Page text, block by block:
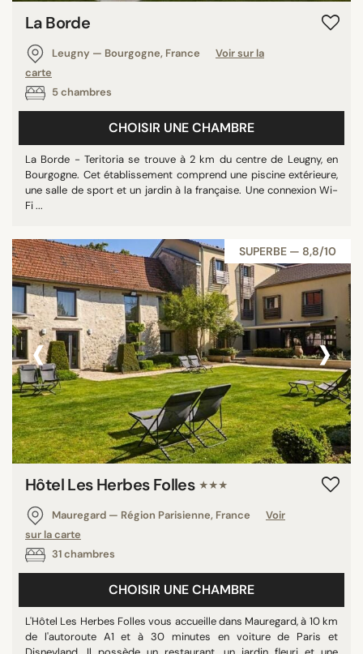
La Borde
Leugny — Bourgogne, France
Voir sur la
carte
5 chambres
CHOISIR UNE CHAMBRE
La Borde - Teritoria se trouve à 2 km du centre de Leugny, en
Bourgogne. Cet établissement comprend une piscine extérieure,
une salle de sport et un jardin à la française. Une connexion Wi-
Fi ...
SUPERBE — 8,8/10
‹ ›
Hôtel Les Herbes Folles ★★★
Mauregard — Région Parisienne, France
Voir
sur la carte
31 chambres
CHOISIR UNE CHAMBRE
L'Hôtel Les Herbes Folles vous accueille dans Mauregard, à 10 km
de l'autoroute A1 et à 30 minutes en voiture de Paris et